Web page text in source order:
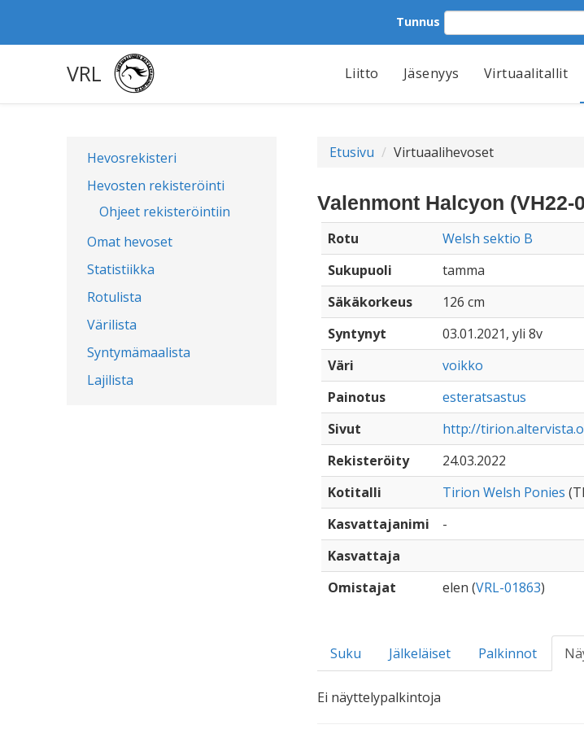
Tunnus
VRL Liitto Jäsenyys Virtuaalitallit
Hevosrekisteri
Hevosten rekisteröinti
Ohjeet rekisteröintiin
Omat hevoset
Statistiikka
Rotulista
Värilista
Syntymämaalista
Lajilista
Etusivu Virtuaalihevoset
Valenmont Halcyon (VH22-
Rotu
Welsh sektio B
Sukupuoli
tamma
Säkäkorkeus
126 cm
Syntynyt
03.01.2021, yli 8v
Väri
voikko
Painotus
esteratsastus
Sivut
http://
Rekisteröity
24.03.2022
Kotitalli
Tirion Welsh Ponies
Kasvattajanimi
-
Kasvattaja
Omistajat
elen (VRL-01863)
Suku Jälkeläiset Palkinnot
Ei näyttelypalkintoja